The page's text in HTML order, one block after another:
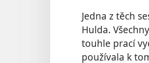
Jedna z těch
Hulda.
touhle prací
používala k